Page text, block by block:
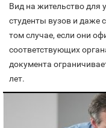
Вид на жительство для
студенты вузов и даже
том случае, если они
соответствующих
документа
лет.